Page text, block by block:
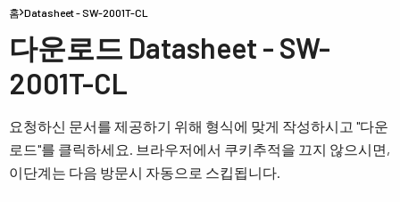
홈 Datasheet - SW-2001T-CL
다운로드 Datasheet - SW-
2001T-CL
요청하신 문서를 제공하기 위해 형식에 맞게 작성하시고 "다운
로드"를 클릭하세요. 브라우저에서 쿠키추적을 끄지 않으시면,
이단계는 다음 방문시 자동으로 스킵됩니다.